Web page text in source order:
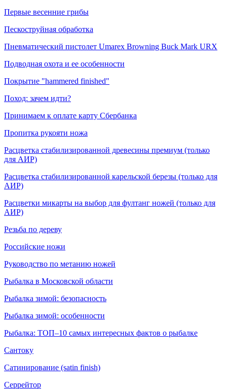
Первые весенние грибы
Пескоструйная обработка
Пневматический пистолет Umarex Browning Buck Mark URX
Подводная охота и ее особенности
Покрытие "hammered finished"
Поход: зачем идти?
Принимаем к оплате карту Сбербанка
Пропитка рукояти ножа
Расцветка стабилизированной древесины премиум (только
для АИР)
Расцветка стабилизированной карельской березы (только для
АИР)
Расцветки микарты на выбор для фултанг ножей (только для
АИР)
Резьба по дереву
Российские ножи
Руководство по метанию ножей
Рыбалка в Московской области
Рыбалка зимой: безопасность
Рыбалка зимой: особенности
Рыбалка: ТОП–10 самых интересных фактов о рыбалке
Сантоку
Сатинирование (satin finish)
Серрейтор